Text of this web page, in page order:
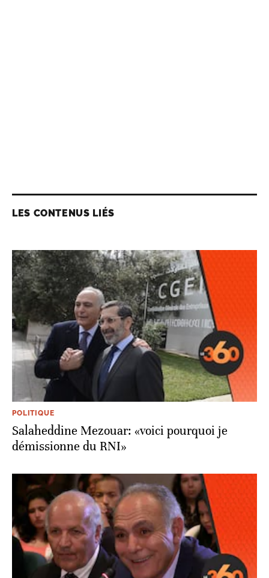
LES CONTENUS LIÉS
POLITIQUE
Salaheddine Mezouar: «voici pourquoi je
démissionne du RNI»